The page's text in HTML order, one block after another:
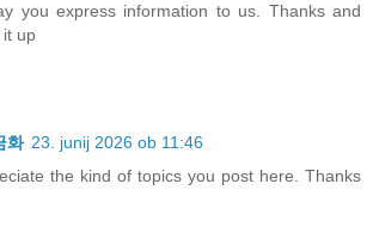
you express information to us. Thanks and
it up
화 23. junij 2026 ob 11:46
the kind of topics you post here. Thanks